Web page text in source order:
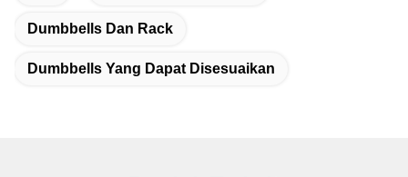
Dumbbells Dan Rack
Dumbbells Yang Dapat Disesuaikan